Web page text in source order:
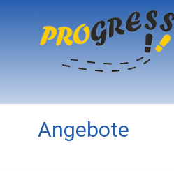
Angebote